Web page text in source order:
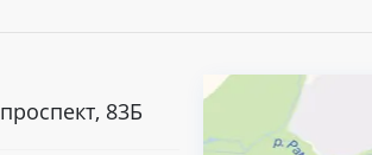
проспект, 83Б